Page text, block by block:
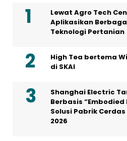
Lewat Agro Tech
Aplikasikan
Teknologi Pertanian
High Tea bertema
di SKAI
Shanghai Electric
Berbasis
Solusi Pabrik
2026